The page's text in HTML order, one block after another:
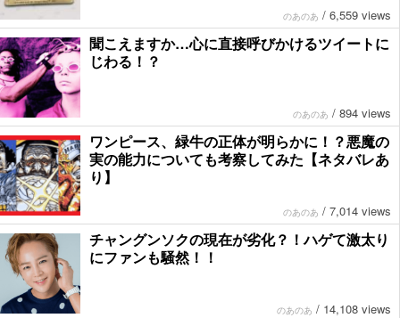
のあのあ / 6,559 views
聞こえますか…心に直接呼びかけるツイートに
じわる！？
のあのあ / 894 views
ワンピース、緑牛の正体が明らかに！？悪魔の
実の能力についても考察してみた【ネタバレあ
り】
のあのあ / 7,014 views
チャングンソクの現在が劣化？！ハゲて激太り
にファンも騒然！！
のあのあ / 14,108 views